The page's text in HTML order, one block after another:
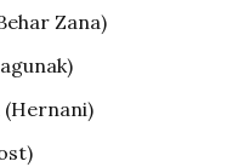
Zana)